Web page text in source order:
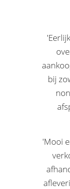
bij
'Mooi